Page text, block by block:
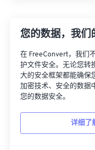
您的数据，我们
在 FreeConvert，我们
护文件安全。无论您转
大的安全框架都能确保
加密技术、安全的数据
您的数据安全。
详细了